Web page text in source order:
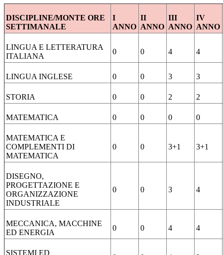
DISCIPLINE/MONTE ORE
SETTIMANALE
I
ANNO
II
ANNO
III
ANNO
IV
ANNO
LINGUA E LETTERATURA
ITALIANA
0 0 4 4
LINGUA INGLESE 0 0 3 3
STORIA 0 0 2 2
MATEMATICA 0 0 0 0
MATEMATICA E
COMPLEMENTI DI
MATEMATICA
0 0 3+1 3+1
DISEGNO,
PROGETTAZIONE E
ORGANIZZAZIONE
INDUSTRIALE
0 0 3 4
MECCANICA, MACCHINE
ED ENERGIA
0 0 4 4
SISTEMI ED